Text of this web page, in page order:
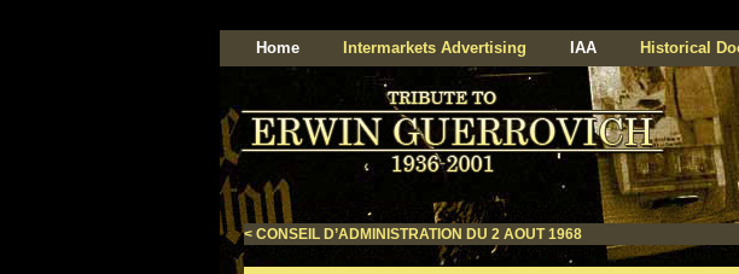
Home Intermarkets Advertising IAA Historical
< CONSEIL D’ADMINISTRATION DU 2 AOUT 1968